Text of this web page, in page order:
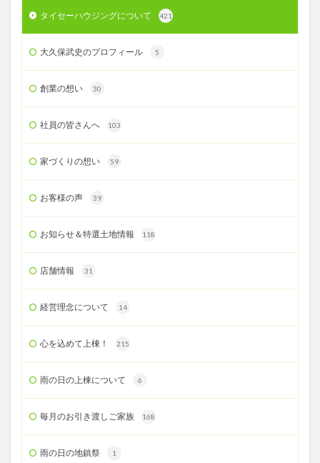
タイセーハウジングについて 421
大久保武史のプロフィール 5
創業の想い 30
社員の皆さんへ 103
家づくりの想い 59
お客様の声 39
お知らせ＆特選土地情報 118
店舗情報 31
経営理念について 14
心を込めて上棟！ 215
雨の日の上棟について 6
毎月のお引き渡しご家族 168
雨の日の地鎮祭 1